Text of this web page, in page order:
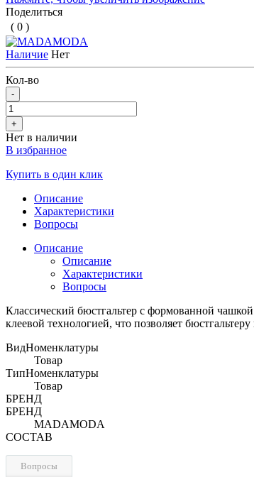
Поделиться
( 0 )
Наличие Нет
Кол-во
-
+
Нет в наличии
В избранное
Купить в один клик
Описание
Характеристики
Вопросы
Описание
Описание
Характеристики
Вопросы
Классический бюстгальтер с формованной
клеевой технологией, что позволяет
ВидНоменклатуры
Товар
ТипНоменклатуры
Товар
БРЕНД
БРЕНД
MADAMODA
СОСТАВ
Вопросы